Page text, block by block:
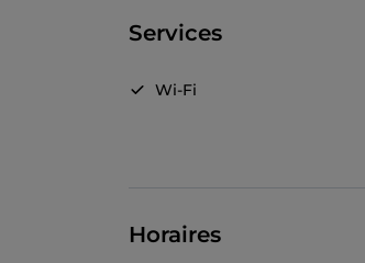
Services
Wi-Fi
Horaires